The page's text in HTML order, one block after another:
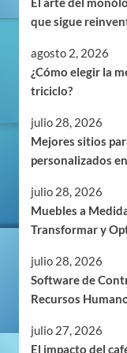
que sigue
agosto 2, 2026
¿Cómo elegir la
triciclo?
julio 28, 2026
Mejores sitios
personalizados
julio 28, 2026
Muebles a
Transformar y
julio 28, 2026
Software de
Recursos
julio 27, 2026
El impacto del